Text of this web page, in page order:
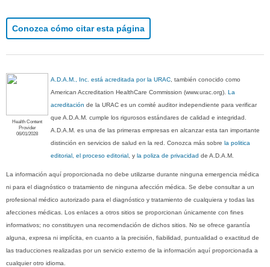
Conozca cómo citar esta página
Health Content
Provider
06/01/2028
A.D.A.M., Inc. está acreditada por la URAC , también conocido como
American Accreditation HealthCare Commission (www.urac.org).La
acreditación de la URAC es un comité auditor independiente para verificar
que A.D.A.M. cumple los rigurosos estándares de calidad e integridad.
A.D.A.M. es una de las primeras empresas en alcanzar esta tan importante
distinción en servicios de salud en la red. Conozca más sobrela politica
editorial, el proceso editorial , yla poliza de privacidad de A.D.A.M.
La información aquí proporcionada no debe utilizarse durante ninguna emergencia médica
ni para el diagnóstico o tratamiento de ninguna afección médica. Se debe consultar a un
profesional médico autorizado para el diagnóstico y tratamiento de cualquiera y todas las
afecciones médicas. Los enlaces a otros sitios se proporcionan únicamente con fines
informativos; no constituyen una recomendación de dichos sitios. No se ofrece garantía
alguna, expresa ni implícita, en cuanto a la precisión, fiabilidad, puntualidad o exactitud de
las traducciones realizadas por un servicio externo de la información aquí proporcionada a
cualquier otro idioma.